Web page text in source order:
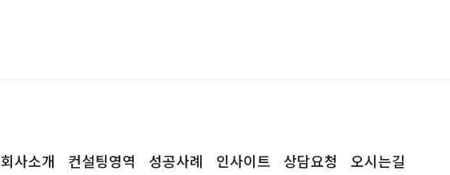
회사소개 컨설팅영역 성공사례 인사이트 상담요청 오시는길